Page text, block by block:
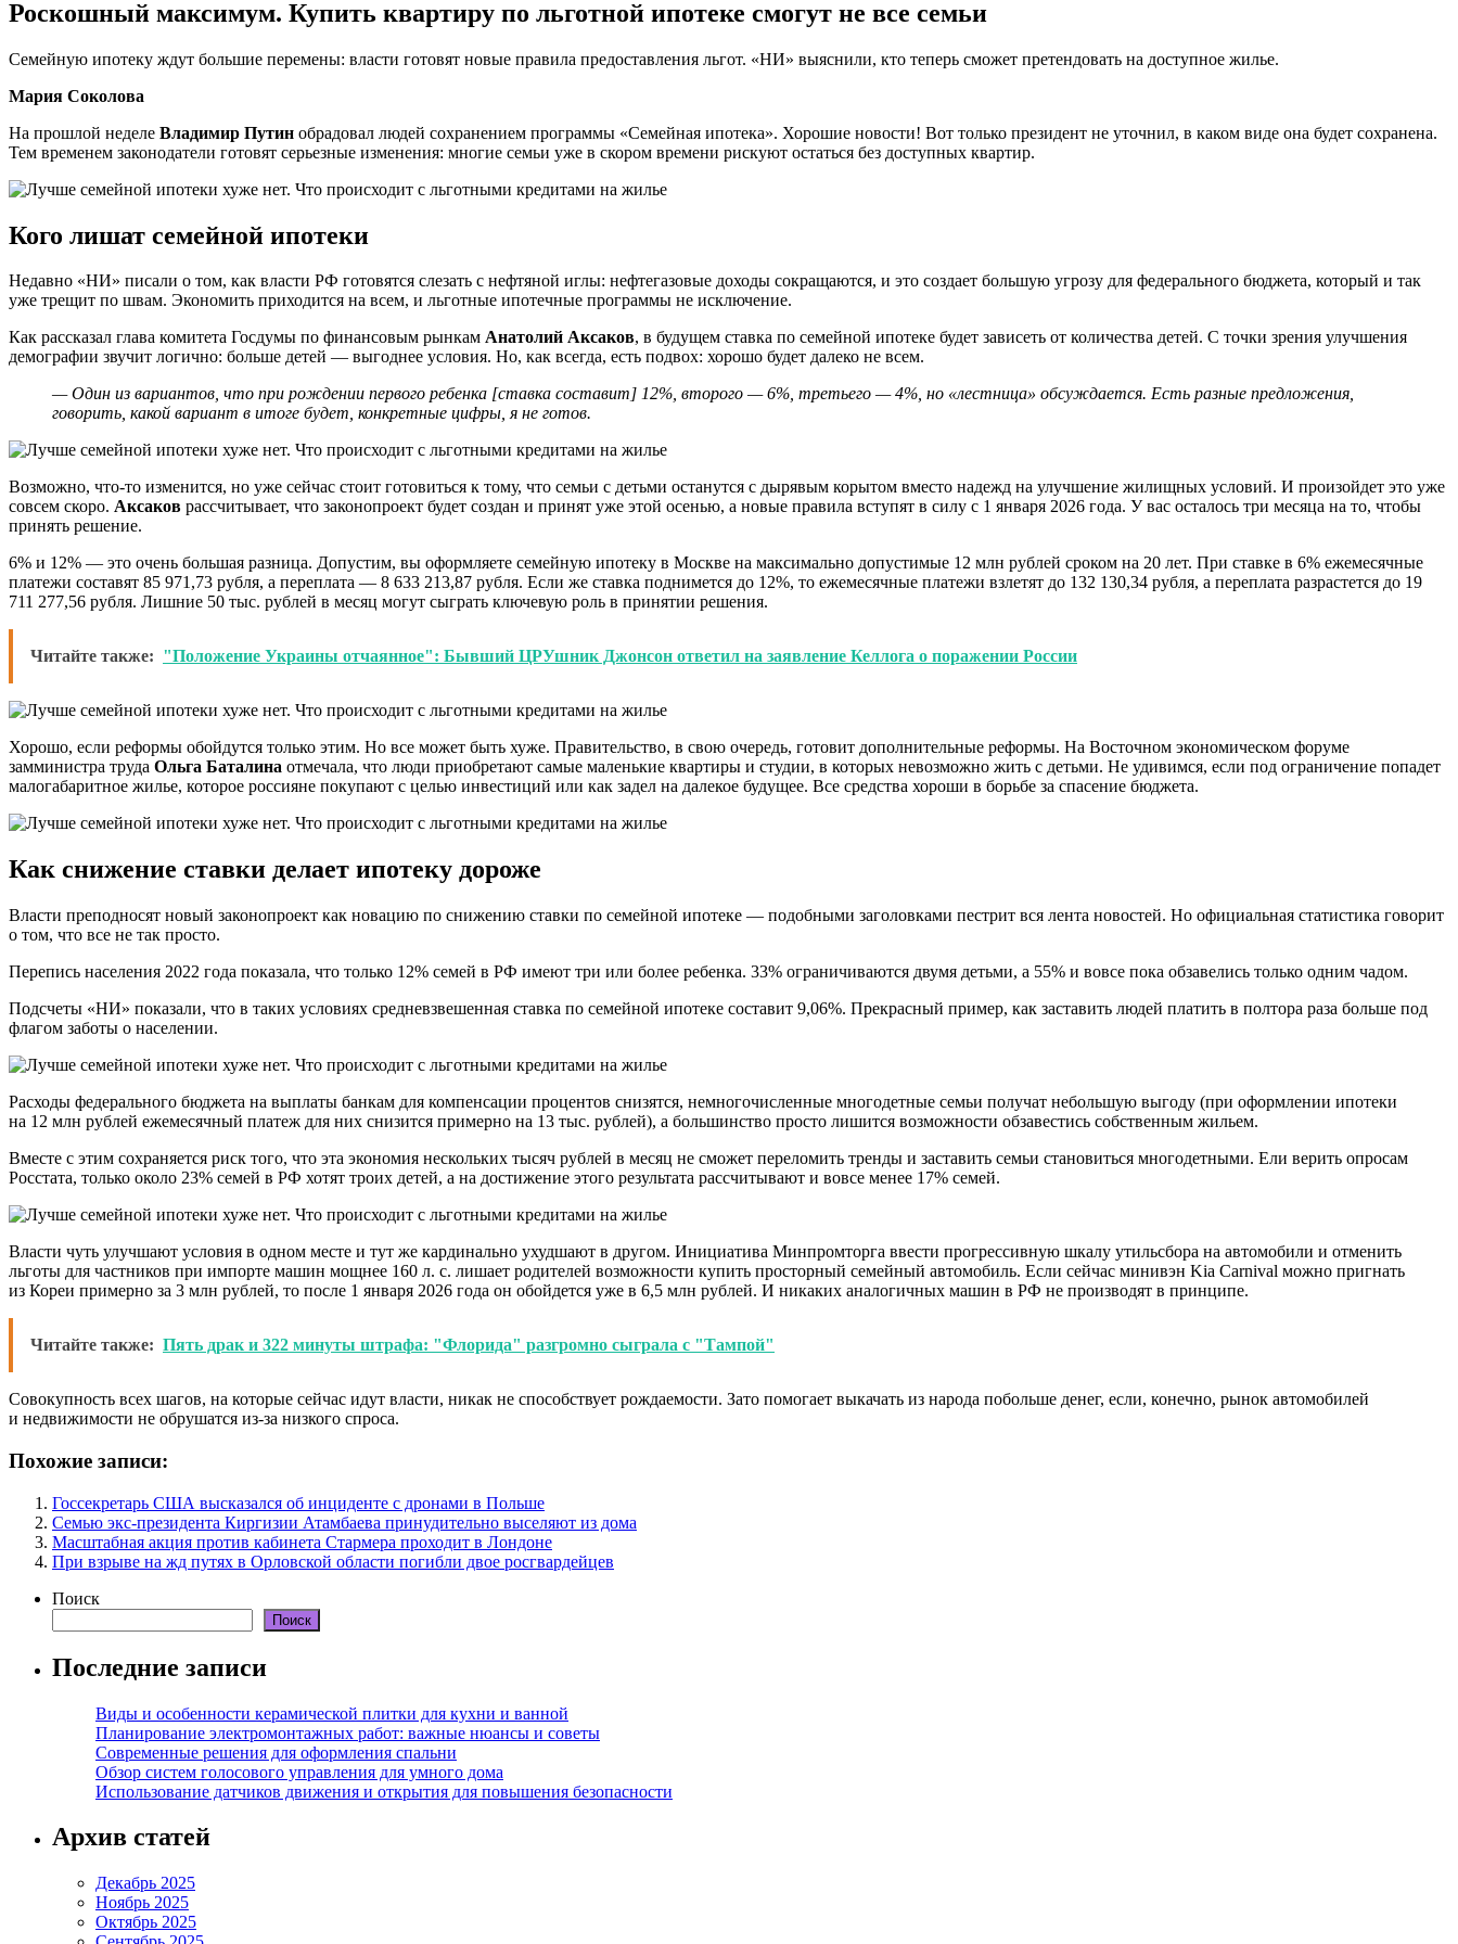
Роскошный максимум. Купить квартиру по льготной ипотеке смогут не все семьи
Семейную ипотеку ждут большие перемены: власти готовят новые правила предоставления льгот. «НИ» выяснили, кто теперь сможет претендовать на доступное жилье.
Мария Соколова
На прошлой неделе Владимир Путин обрадовал людей сохранением программы «Семейная ипотека». Хорошие новости! Вот только президент не уточнил, в каком виде она будет сохранена.
Тем временем законодатели готовят серьезные изменения: многие семьи уже в скором времени рискуют остаться без доступных квартир.
Кого лишат семейной ипотеки
Недавно «НИ» писали о том, как власти РФ готовятся слезать с нефтяной иглы: нефтегазовые доходы сокращаются, и это создает большую угрозу для федерального бюджета, который и так
уже трещит по швам. Экономить приходится на всем, и льготные ипотечные программы не исключение.
Как рассказал глава комитета Госдумы по финансовым рынкам Анатолий Аксаков, в будущем ставка по семейной ипотеке будет зависеть от количества детей. С точки зрения улучшения
демографии звучит логично: больше детей — выгоднее условия. Но, как всегда, есть подвох: хорошо будет далеко не всем.
— Один из вариантов, что при рождении первого ребенка [ставка составит] 12%, второго — 6%, третьего — 4%, но «лестница» обсуждается. Есть разные предложения,
говорить, какой вариант в итоге будет, конкретные цифры, я не готов.
Возможно, что-то изменится, но уже сейчас стоит готовиться к тому, что семьи с детьми останутся с дырявым корытом вместо надежд на улучшение жилищных условий. И произойдет это уже
совсем скоро. Аксаков рассчитывает, что законопроект будет создан и принят уже этой осенью, а новые правила вступят в силу с 1 января 2026 года. У вас осталось три месяца на то, чтобы
принять решение.
6% и 12% — это очень большая разница. Допустим, вы оформляете семейную ипотеку в Москве на максимально допустимые 12 млн рублей сроком на 20 лет. При ставке в 6% ежемесячные
платежи составят 85 971,73 рубля, а переплата — 8 633 213,87 рубля. Если же ставка поднимется до 12%, то ежемесячные платежи взлетят до 132 130,34 рубля, а переплата разрастется до 19
711 277,56 рубля. Лишние 50 тыс. рублей в месяц могут сыграть ключевую роль в принятии решения.
Читайте также: "Положение Украины отчаянное": Бывший ЦРУшник Джонсон ответил на заявление Келлога о поражении России
Хорошо, если реформы обойдутся только этим. Но все может быть хуже. Правительство, в свою очередь, готовит дополнительные реформы. На Восточном экономическом форуме
замминистра труда Ольга Баталина отмечала, что люди приобретают самые маленькие квартиры и студии, в которых невозможно жить с детьми. Не удивимся, если под ограничение попадет
малогабаритное жилье, которое россияне покупают с целью инвестиций или как задел на далекое будущее. Все средства хороши в борьбе за спасение бюджета.
Как снижение ставки делает ипотеку дороже
Власти преподносят новый законопроект как новацию по снижению ставки по семейной ипотеке — подобными заголовками пестрит вся лента новостей. Но официальная статистика говорит
о том, что все не так просто.
Перепись населения 2022 года показала, что только 12% семей в РФ имеют три или более ребенка. 33% ограничиваются двумя детьми, а 55% и вовсе пока обзавелись только одним чадом.
Подсчеты «НИ» показали, что в таких условиях средневзвешенная ставка по семейной ипотеке составит 9,06%. Прекрасный пример, как заставить людей платить в полтора раза больше под
флагом заботы о населении.
Расходы федерального бюджета на выплаты банкам для компенсации процентов снизятся, немногочисленные многодетные семьи получат небольшую выгоду (при оформлении ипотеки
на 12 млн рублей ежемесячный платеж для них снизится примерно на 13 тыс. рублей), а большинство просто лишится возможности обзавестись собственным жильем.
Вместе с этим сохраняется риск того, что эта экономия нескольких тысяч рублей в месяц не сможет переломить тренды и заставить семьи становиться многодетными. Ели верить опросам
Росстата, только около 23% семей в РФ хотят троих детей, а на достижение этого результата рассчитывают и вовсе менее 17% семей.
Власти чуть улучшают условия в одном месте и тут же кардинально ухудшают в другом. Инициатива Минпромторга ввести прогрессивную шкалу утильсбора на автомобили и отменить
льготы для частников при импорте машин мощнее 160 л. с. лишает родителей возможности купить просторный семейный автомобиль. Если сейчас минивэн Kia Carnival можно пригнать
из Кореи примерно за 3 млн рублей, то после 1 января 2026 года он обойдется уже в 6,5 млн рублей. И никаких аналогичных машин в РФ не производят в принципе.
Читайте также: Пять драк и 322 минуты штрафа: "Флорида" разгромно сыграла с "Тампой"
Совокупность всех шагов, на которые сейчас идут власти, никак не способствует рождаемости. Зато помогает выкачать из народа побольше денег, если, конечно, рынок автомобилей
и недвижимости не обрушатся из-за низкого спроса.
Похожие записи:
Госсекретарь США высказался об инциденте с дронами в Польше
Семью экс-президента Киргизии Атамбаева принудительно выселяют из дома
Масштабная акция против кабинета Стармера проходит в Лондоне
При взрыве на жд путях в Орловской области погибли двое росгвардейцев
Поиск
Поиск
Последние записи
Виды и особенности керамической плитки для кухни и ванной
Планирование электромонтажных работ: важные нюансы и советы
Современные решения для оформления спальни
Обзор систем голосового управления для умного дома
Использование датчиков движения и открытия для повышения безопасности
Архив статей
Декабрь 2025
Ноябрь 2025
Октябрь 2025